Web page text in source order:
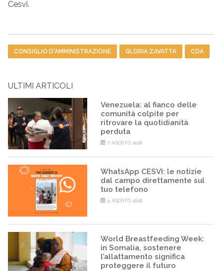
Cesvi.
Tag
CONSIGLIO D'AMMINISTRAZIONE GLORIA ZAVATTA CDA
ULTIMI ARTICOLI
Venezuela: al fianco delle
comunità colpite per
ritrovare la quotidianità
perduta
7 AGOSTO 2026
WhatsApp CESVI: le notizie
dal campo direttamente sul
tuo telefono
5 AGOSTO 2026
World Breastfeeding Week:
in Somalia, sostenere
l’allattamento significa
proteggere il futuro